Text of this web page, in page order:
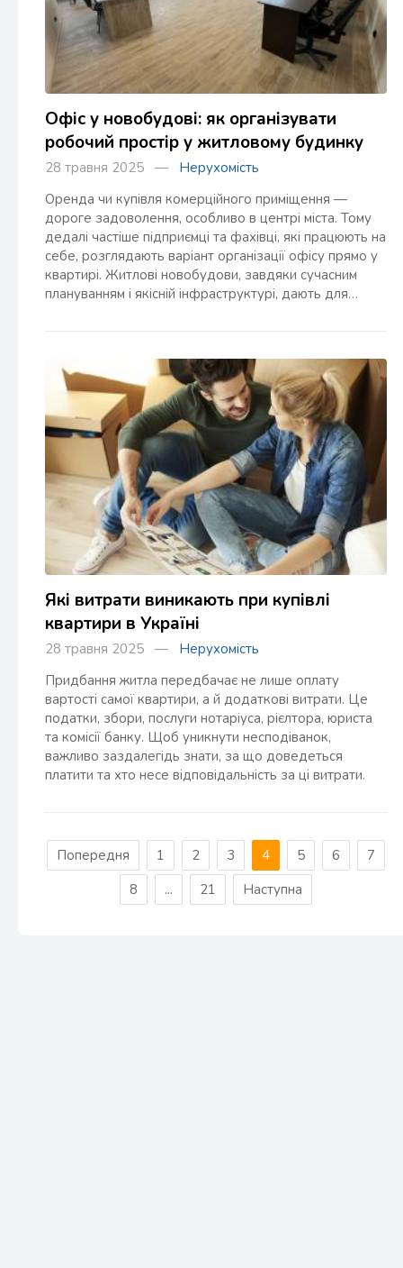
Офіс у новобудові: як організувати
робочий простір у житловому будинку
28 травня 2025 — Нерухомість
Оренда чи купівля комерційного приміщення —
дороге задоволення, особливо в центрі міста. Тому
дедалі частіше підприємці та фахівці, які працюють на
себе, розглядають варіант організації офісу прямо у
квартирі. Житлові новобудови, завдяки сучасним
плануванням і якісній інфраструктурі, дають для…
Які витрати виникають при купівлі
квартири в Україні
28 травня 2025 — Нерухомість
Придбання житла передбачає не лише оплату
вартості самої квартири, а й додаткові витрати. Це
податки, збори, послуги нотаріуса, рієлтора, юриста
та комісії банку. Щоб уникнути несподіванок,
важливо заздалегідь знати, за що доведеться
платити та хто несе відповідальність за ці витрати.
Попередня 1 2 3 4 5 6
7
8
... 21 Наступна